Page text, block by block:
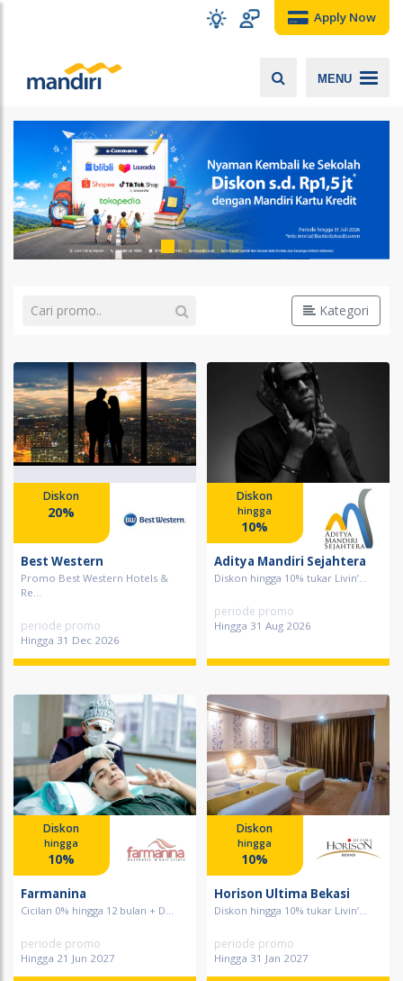
Apply Now
MENU
Kategori
Diskon
20%
Best Western
Promo Best Western Hotels &
Re...
periode promo
Hingga 31 Dec 2026
Diskon
hingga
10%
Aditya Mandiri Sejahtera
Diskon hingga 10% tukar Livin’...
periode promo
Hingga 31 Aug 2026
Diskon
hingga
10%
Farmanina
Cicilan 0% hingga 12 bulan + D...
periode promo
Hingga 21 Jun 2027
Diskon
hingga
10%
Horison Ultima Bekasi
Diskon hingga 10% tukar Livin’...
periode promo
Hingga 31 Jan 2027